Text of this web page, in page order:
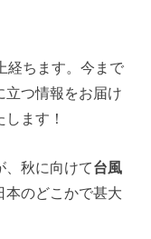
経ちます。今まで
立つ情報をお届け
ます！
、秋に向けて台風
本のどこかで甚大